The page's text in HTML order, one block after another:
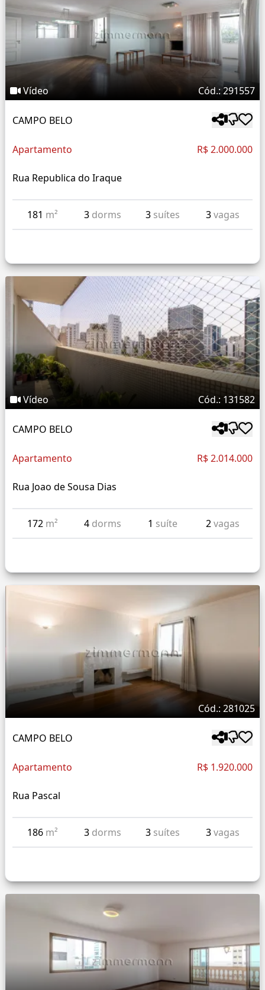
Vídeo Cód.: 291557
CAMPO BELO
Apartamento R$ 2.000.000
Rua Republica do Iraque
181 m² 3 dorms 3 suítes 3vagas
Vídeo Cód.: 131582
CAMPO BELO
Apartamento R$ 2.014.000
Rua Joao de Sousa Dias
172 m² 4 dorms 1 suíte 2vagas
Cód.: 281025
CAMPO BELO
Apartamento R$ 1.920.000
Rua Pascal
186 m² 3 dorms 3 suítes 3vagas